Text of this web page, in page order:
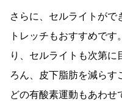
さらに、セルライトがで
トレッチもおすすめで
り、セルライトも次第
ろん、皮下脂肪を減らす
どの有酸素運動もあわせ